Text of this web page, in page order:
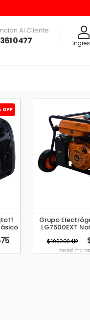
Al Cliente
0477
OFF
Grupo
LG7500EXT
Trifásico 380v
$ 1.990.094,12
Precio s/imp.